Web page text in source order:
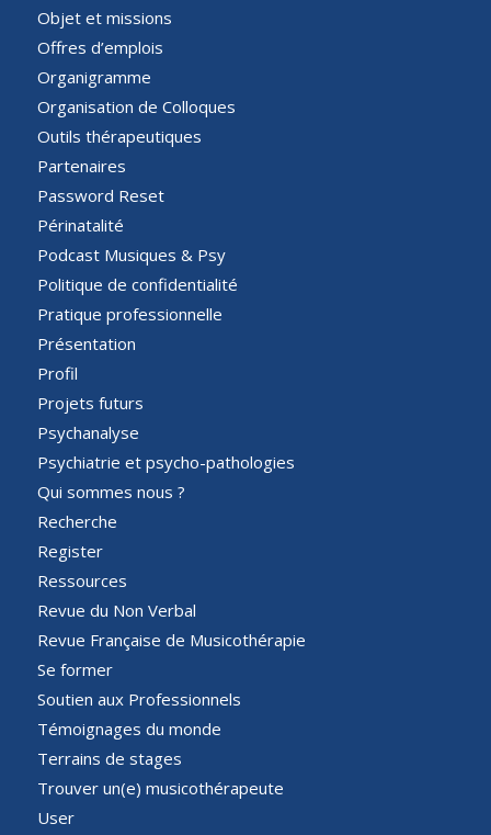
Objet et missions
Offres d’emplois
Organigramme
Organisation de Colloques
Outils thérapeutiques
Partenaires
Password Reset
Périnatalité
Podcast Musiques & Psy
Politique de confidentialité
Pratique professionnelle
Présentation
Profil
Projets futurs
Psychanalyse
Psychiatrie et psycho-pathologies
Qui sommes nous ?
Recherche
Register
Ressources
Revue du Non Verbal
Revue Française de Musicothérapie
Se former
Soutien aux Professionnels
Témoignages du monde
Terrains de stages
Trouver un(e) musicothérapeute
User